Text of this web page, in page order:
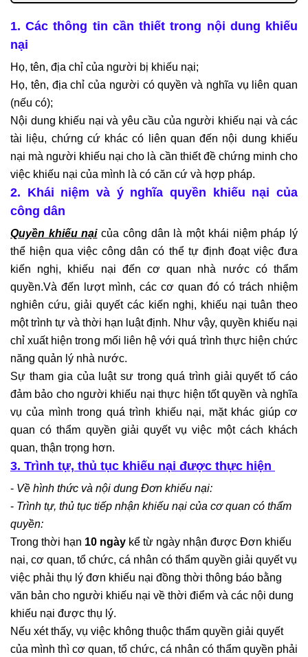
1. Các thông tin cần thiết trong nội dung khiếu
nại
Họ, tên, địa chỉ của người bị khiếu nại;
Họ, tên, địa chỉ của người có quyền và nghĩa vụ liên quan
(nếu có);
Nội dung khiếu nại và yêu cầu của người khiếu nại và các
tài liệu, chứng cứ khác có liên quan đến nội dung khiếu
nại mà người khiếu nại cho là cần thiết đề chứng minh cho
việc khiếu nại của mình là có căn cứ và hợp pháp.
2. Khái niệm và ý nghĩa quyền khiếu nại của
công dân
Quyền khiếu nạicủa công dân là một khái niệm pháp lý
thể hiện qua việc công dân có thể tự định đoạt việc đưa
kiến nghị, khiếu nại đến cơ quan nhà nước có thẩm
quyền.Và đến lượt mình, các cơ quan đó có trách nhiệm
nghiên cứu, giải quyết các kiến nghị, khiếu nại tuân theo
một trình tự và thời hạn luật định. Như vậy, quyền khiếu nại
chỉ xuất hiện trong mối liên hệ với quá trình thực hiện chức
năng quản lý nhà nước.
Sự tham gia của luật sư trong quá trình giải quyết tố cáo
đảm bảo cho người khiếu nại thực hiện tốt quyền và nghĩa
vụ của mình trong quá trình khiếu nại, mặt khác giúp cơ
quan có thẩm quyền giải quyết vụ việc một cách khách
quan, thận trọng hơn.
3. Trình tự, thủ tục khiếu nại được thực hiện
- Về hình thức và nội dung Đơn khiếu nại:
- Trình tự, thủ tục tiếp nhận khiếu nại của cơ quan có thẩm
quyền:
Trong thời hạn 10 ngày kể từ ngày nhận được Đơn khiếu
nại, cơ quan, tổ chức, cá nhân có thẩm quyền giải quyết vụ
việc phải thụ lý đơn khiếu nại đồng thời thông báo bằng
văn bản cho người khiếu nại về thời điểm và các nội dung
khiếu nại được thụ lý.
Nếu xét thấy, vụ việc không thuộc thẩm quyền giải quyết
của mình thì cơ quan, tổ chức, cá nhân có thẩm quyền phải